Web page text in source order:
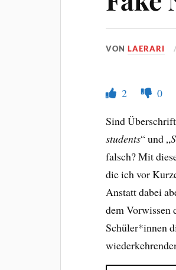
VONLAERARI
2
0
Sind
students“ und „
falsch? Mit
die ich vor
Anstatt dabei
dem Vorwissen
Schüler*innen